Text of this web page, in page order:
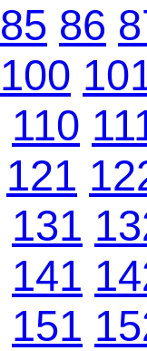
85 86
100
110
121
131
141
151